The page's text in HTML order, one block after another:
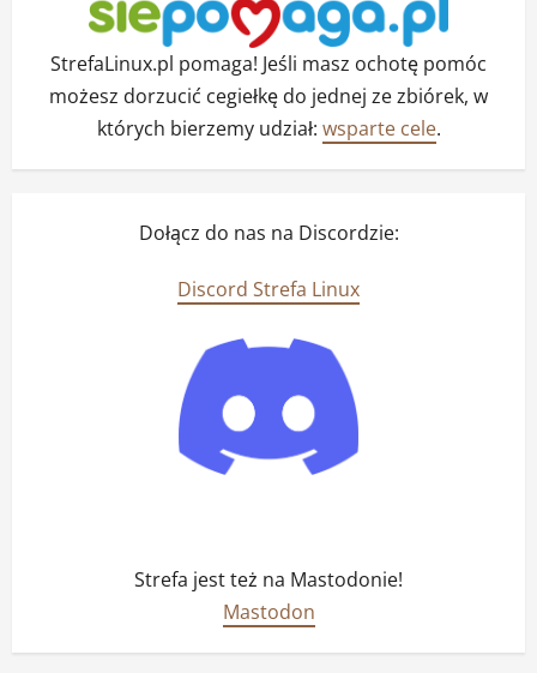
StrefaLinux.pl pomaga! Jeśli masz ochotę pomóc
możesz dorzucić cegiełkę do jednej ze zbiórek, w
których bierzemy udział: wsparte cele.
Dołącz do nas na Discordzie:
Discord Strefa Linux
Strefa jest też na Mastodonie!
Mastodon